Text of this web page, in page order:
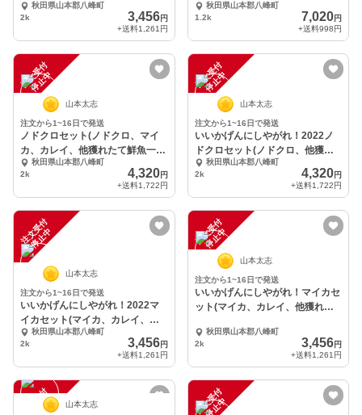
秋田県山本郡八峰町
2k
3,456円
+送料1,261円
秋田県山本郡八峰町
1.2k
7,020円
+送料998円
注
文
受
付
停
止
中
山本太志
注文から1~16日で発送
ノドクロセット(ノドクロ、マイ
カ、カレイ、他獲れたて鮮魚一
種)秋田県山本郡八峰町
2k
4,320円
+送料1,722円
注
文
受
付
停
止
中
山本太志
注文から1~16日で発送
いいかげんにしやがれ！2022ノ
ドクロセット(ノドクロ、他獲れ
たて鮮魚一種)
秋田県山本郡八峰町
2k
4,320円
+送料1,722円
注
文
受
付
停
止
中
山本太志
注文から1~16日で発送
いいかげんにしやがれ！2022マ
イカセット(マイカ、カレイ、他
獲れたて鮮魚２種)
秋田県山本郡八峰町
2k
3,456円
+送料1,261円
注
文
受
付
停
止
中
山本太志
注文から1~16日で発送
いいかげんにしやがれ！マイカセ
ット(マイカ、カレイ、他獲れた
秋田県山本郡八峰町
2k
3,456円
+送料1,261円
注
文
受
付
停
止
中 山本太志 注
文
受
付
停
止
中